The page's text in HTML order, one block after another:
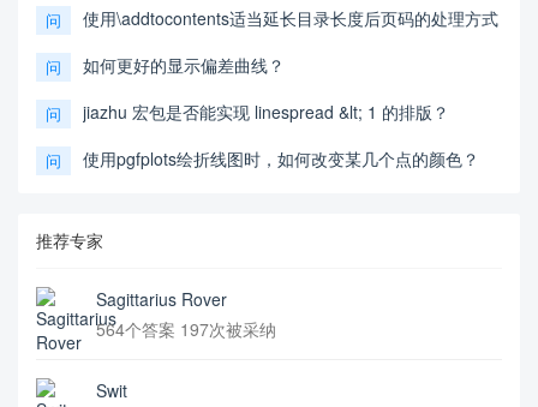
问 使用\addtocontents适当延长目录长度后页码的处理方式
问 如何更好的显示偏差曲线？
问 jiazhu 宏包是否能实现 linespread &lt; 1 的排版？
问 使用pgfplots绘折线图时，如何改变某几个点的颜色？
推荐专家
Sagittarius Rover
564个答案 197次被采纳
Swit